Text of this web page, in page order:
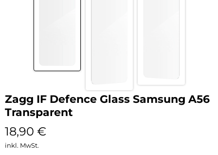
Zagg IF Defence Glass Samsung A56
Transparent
18,90 €
inkl. MwSt.